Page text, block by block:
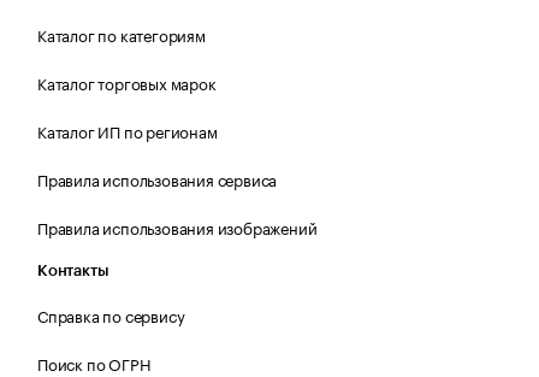
Каталог по категориям
Каталог торговых марок
Каталог ИП по регионам
Правила использования сервиса
Правила использования изображений
Контакты
Справка по сервису
Поиск по ОГРН